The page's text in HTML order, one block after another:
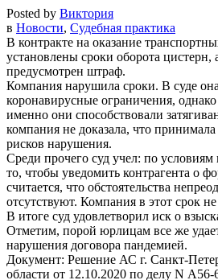
Posted by Виктория
в Новости, Судебная практика
В контракте на оказание
установлены сроки оборота цистерн,
предусмотрен штраф.
Компания нарушила сроки. В суде
коронавирусные ограничения,
именно они способствовали
компания не доказала, что
рисков нарушения.
Среди прочего суд учел: по условиям
то, чтобы уведомить контрагента о
считается, что обстоятельства
отсутствуют. Компания в этот срок
В итоге суд удовлетворил иск о
Отметим, порой юрлицам все же
нарушения договора пандемией.
Документ: Решение АС г. Санкт-
области от 12.10.2020 по делу N А56-